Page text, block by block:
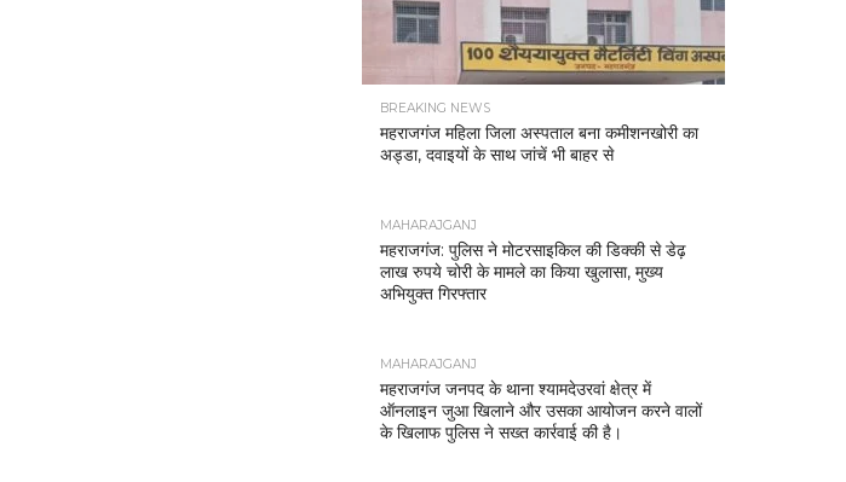
BREAKING NEWS
महराजगंज महिला जिला अस्पताल बना कमीशनखोरी का
अड्डा, दवाइयों के साथ जांचें भी बाहर से
MAHARAJGANJ
महराजगंज: पुलिस ने मोटरसाइकिल की डिक्की से डेढ़
लाख रुपये चोरी के मामले का किया खुलासा, मुख्य
अभियुक्त गिरफ्तार
MAHARAJGANJ
महराजगंज जनपद के थाना श्यामदेउरवां क्षेत्र में
ऑनलाइन जुआ खिलाने और उसका आयोजन करने वालों
के खिलाफ पुलिस ने सख्त कार्रवाई की है।